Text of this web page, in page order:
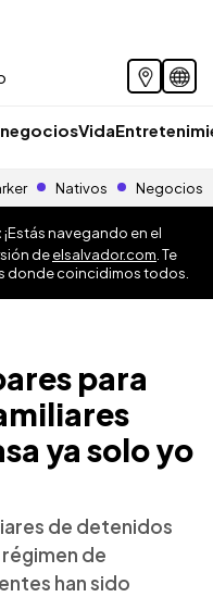
Vida
Nativos Negocios
¡Estás navegando en el
deelsalvador.com . Te
donde coincidimos todos.
para
ya solo yo
de detenidos
de
han sido